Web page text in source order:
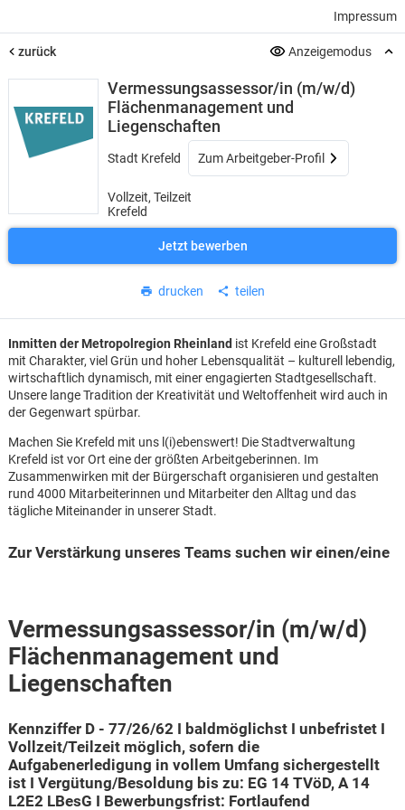
Impressum
zurück Anzeigemodus
Vermessungsassessor/in (m/w/d)
Flächenmanagement und
Liegenschaften
Stadt Krefeld Zum Arbeitgeber-Profil
Vollzeit, Teilzeit
Krefeld
Jetzt bewerben
drucken teilen
Inmitten der Metropolregion Rheinland ist Krefeld eine Großstadt
mit Charakter, viel Grün und hoher Lebensqualität – kulturell lebendig,
wirtschaftlich dynamisch, mit einer engagierten Stadtgesellschaft.
Unsere lange Tradition der Kreativität und Weltoffenheit wird auch in
der Gegenwart spürbar.
Machen Sie Krefeld mit uns l(i)ebenswert! Die Stadtverwaltung
Krefeld ist vor Ort eine der größten Arbeitgeberinnen. Im
Zusammenwirken mit der Bürgerschaft organisieren und gestalten
rund 4000 Mitarbeiterinnen und Mitarbeiter den Alltag und das
tägliche Miteinander in unserer Stadt.
Zur Verstärkung unseres Teams suchen wir einen/eine
Vermessungsassessor/in (m/w/d)
Flächenmanagement und
Liegenschaften
Kennziffer D - 77/26/62 I baldmöglichst I unbefristet I
Vollzeit/Teilzeit möglich, sofern die
Aufgabenerledigung in vollem Umfang sichergestellt
ist I Vergütung/Besoldung bis zu: EG 14 TVöD, A 14
L2E2 LBesG I Bewerbungsfrist: Fortlaufend
Karte anzeigen